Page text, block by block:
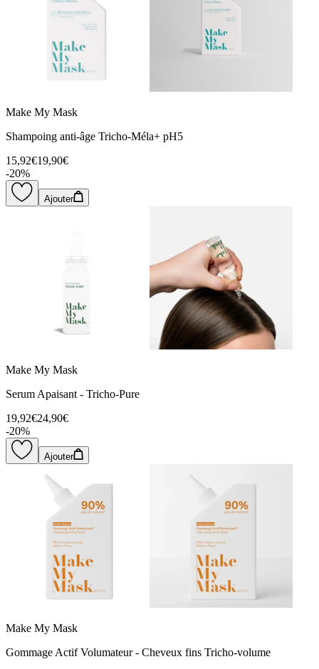
Make My Mask
Shampoing anti-âge Tricho-Méla+ pH5
15,92€19,90€
-20%
Ajouter
Make My Mask
Serum Apaisant - Tricho-Pure
19,92€24,90€
-20%
Ajouter
Make My Mask
Gommage Actif Volumateur - Cheveux fins Tricho-volume